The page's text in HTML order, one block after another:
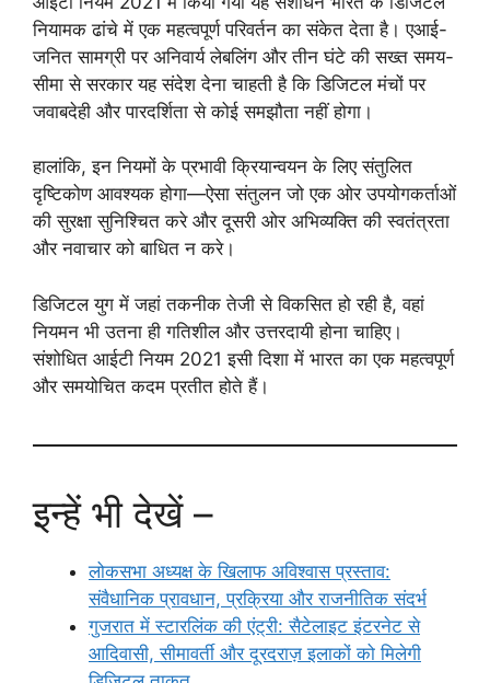
नियामक ढांचे में एक महत्वपूर्ण परिवर्तन का संकेत देता है। एआई-
जनित सामग्री पर अनिवार्य लेबलिंग और तीन घंटे की सख्त समय-
सीमा से सरकार यह संदेश देना चाहती है कि डिजिटल मंचों पर
जवाबदेही और पारदर्शिता से कोई समझौता नहीं होगा।
हालांकि, इन नियमों के प्रभावी क्रियान्वयन के लिए संतुलित
दृष्टिकोण आवश्यक होगा—ऐसा संतुलन जो एक ओर उपयोगकर्ताओं
की सुरक्षा सुनिश्चित करे और दूसरी ओर अभिव्यक्ति की स्वतंत्रता
और नवाचार को बाधित न करे।
डिजिटल युग में जहां तकनीक तेजी से विकसित हो रही है, वहां
नियमन भी उतना ही गतिशील और उत्तरदायी होना चाहिए।
संशोधित आईटी नियम 2021 इसी दिशा में भारत का एक महत्वपूर्ण
और समयोचित कदम प्रतीत होते हैं।
इन्हें भी देखें –
लोकसभा अध्यक्ष के खिलाफ अविश्वास प्रस्ताव:
संवैधानिक प्रावधान, प्रक्रिया और राजनीतिक संदर्भ
गुजरात में स्टारलिंक की एंट्री: सैटेलाइट इंटरनेट से
आदिवासी, सीमावर्ती और दूरदराज़ इलाकों को मिलेगी